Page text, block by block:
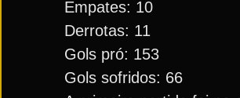
Empates: 10
Derrotas: 11
Gols pró: 153
Gols sofridos: 66